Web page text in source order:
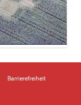
Barrierefreiheit